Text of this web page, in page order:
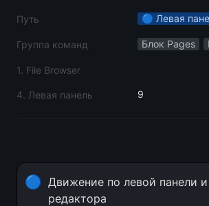
Путь 🔵 Левая
Группа команд Блок Pages
1. File Browser
4. Левая панель 9
🔵 Движение по левой панели
редактора